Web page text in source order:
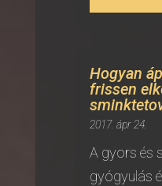
Hogyan
frissen
2017. ápr 24.
A gyors és
gyógyulás